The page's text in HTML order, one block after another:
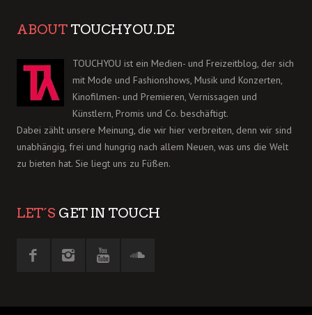
ABOUT TOUCHYOU.DE
TOUCHYOU ist ein Medien- und Freizeitblog, der sich
mit Mode und Fashionshows, Musik und Konzerten,
Kinofilmen- und Premieren, Vernissagen und
Künstlern, Promis und Co. beschäftigt.
Dabei zählt unsere Meinung, die wir hier verbreiten, denn wir sind
unabhängig, frei und hungrig nach allem Neuen, was uns die Welt
zu bieten hat. Sie liegt uns zu Füßen.
LET´S GET IN TOUCH